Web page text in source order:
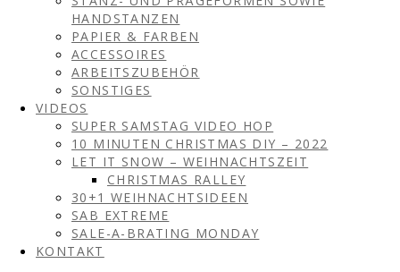
HANDSTANZEN
PAPIER & FARBEN
ACCESSOIRES
ARBEITSZUBEHÖR
SONSTIGES
VIDEOS
SUPER SAMSTAG VIDEO HOP
10 MINUTEN CHRISTMAS DIY – 2022
LET IT SNOW – WEIHNACHTSZEIT
CHRISTMAS RALLEY
30+1 WEIHNACHTSIDEEN
SAB EXTREME
SALE-A-BRATING MONDAY
KONTAKT